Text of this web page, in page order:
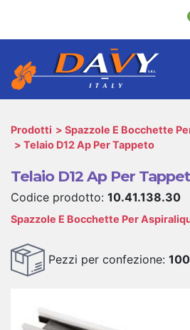
Prodotti
Spazzole E Bocchette
Telaio D12 Ap Per Tappeto
Telaio D12 Ap Per
Codice prodotto: 10.41.138.30
Spazzole E Bocchette Per
Pezzi per confezione: 100